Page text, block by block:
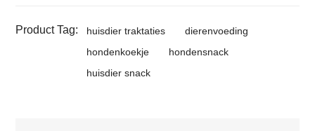
Product Tag: huisdier traktaties
dierenvoeding
hondenkoekje
hondensnack
huisdier snack